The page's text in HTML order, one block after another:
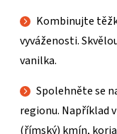
Kombinujte
vyváženosti.
vanilka.
Spolehněte se
regionu. Například
(římský) kmín,